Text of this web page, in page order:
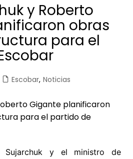
y Roberto
obras
para el
Escobar, Noticias
Sujarchuk y el ministro de